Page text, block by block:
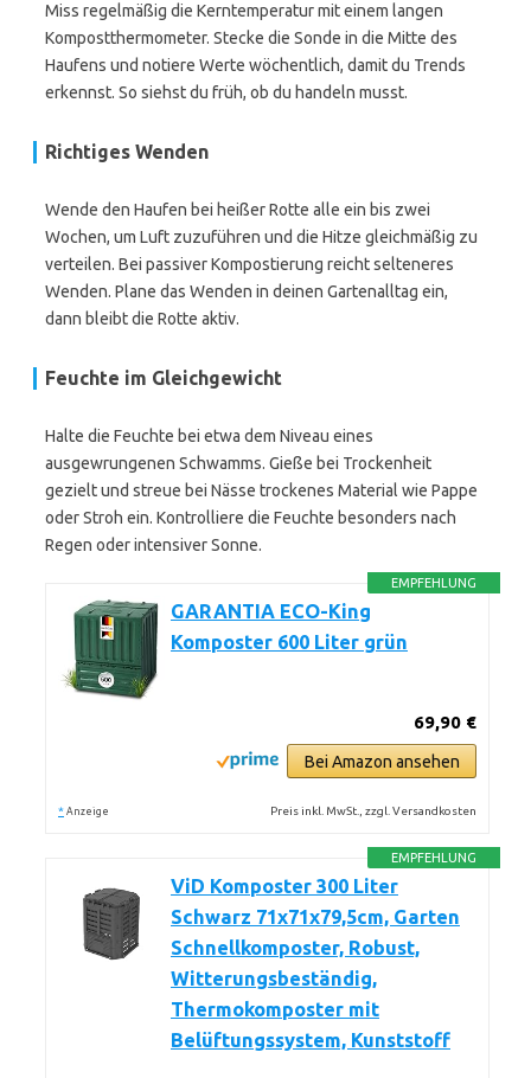
Miss regelmäßig die Kerntemperatur mit einem langen
Kompostthermometer. Stecke die Sonde in die Mitte des
Haufens und notiere Werte wöchentlich, damit du Trends
erkennst. So siehst du früh, ob du handeln musst.
Richtiges Wenden
Wende den Haufen bei heißer Rotte alle ein bis zwei
Wochen, um Luft zuzuführen und die Hitze gleichmäßig zu
verteilen. Bei passiver Kompostierung reicht selteneres
Wenden. Plane das Wenden in deinen Gartenalltag ein,
dann bleibt die Rotte aktiv.
Feuchte im Gleichgewicht
Halte die Feuchte bei etwa dem Niveau eines
ausgewrungenen Schwamms. Gieße bei Trockenheit
gezielt und streue bei Nässe trockenes Material wie Pappe
oder Stroh ein. Kontrolliere die Feuchte besonders nach
Regen oder intensiver Sonne.
EMPFEHLUNG
GARANTIA ECO-King
Komposter 600 Liter grün
69,90 €
Bei Amazon ansehen
* Anzeige Preis inkl. MwSt., zzgl. Versandkosten
EMPFEHLUNG
ViD Komposter 300 Liter
Schwarz 71x71x79,5cm, Garten
Schnellkomposter, Robust,
Witterungsbeständig,
Thermokomposter mit
Belüftungssystem, Kunststoff